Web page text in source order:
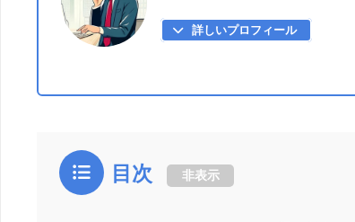
詳しいプロフィール
目次 非表示